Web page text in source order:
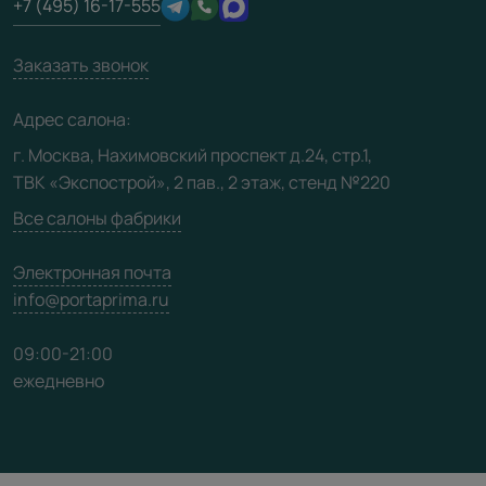
Техническая информация
Юридическая информация
Производство
Вакансии
Видео
Карта сайта
+7 (495) 16-17-555
Заказать звонок
Адрес салона:
г. Москва, Нахимовский проспект д.24, стр.1,
ТВК «Экспострой», 2 пав., 2 этаж, стенд №220
Все салоны фабрики
Электронная почта
info@portaprima.ru
09:00-21:00
ежедневно